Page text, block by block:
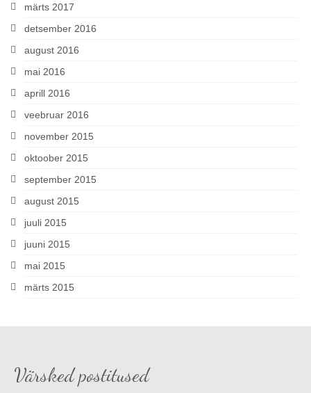
märts 2017
detsember 2016
august 2016
mai 2016
aprill 2016
veebruar 2016
november 2015
oktoober 2015
september 2015
august 2015
juuli 2015
juuni 2015
mai 2015
märts 2015
Värsked postitused